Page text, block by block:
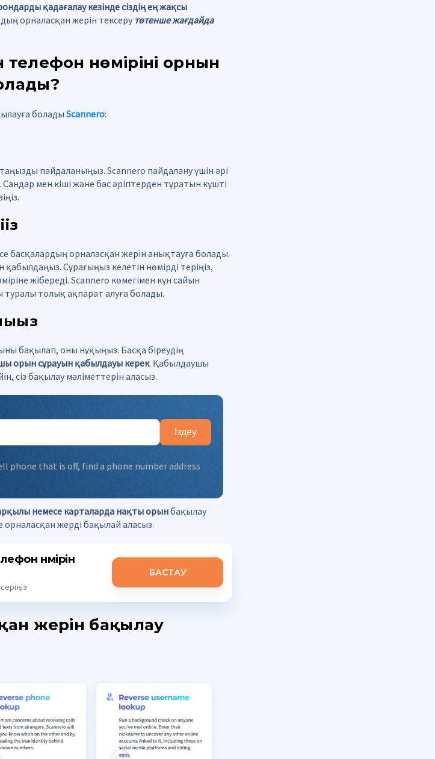
қадағалау кезінде сіздің ең жақсы
орналасқан жерін тексеру төтенше жағдайда
нөмірінің орнын
болады Scannero:
пайдаланыңыз. Scannero пайдалану үшін әрі
Сандар мен кіші және бас әріптерден тұратын күшті
басқалардың орналасқан жерін анықтауға болады.
Сұрағыңыз келетін нөмірді теріңіз,
жібереді. Scannero көмегімен күн сайын
туралы толық ақпарат алуға болады.
бақылап, оны нұқыңыз. Басқа біреудің
орын сұрауын қабылдауы керек. Қабылдаушы
сіз бақылау мәліметтерін аласыз.
Іздеу
phone that is off, find a phone number address
немесе карталарда нақты орынбақылау
жерді бақылай аласыз.
нөмірін
БАСТАУ
жерін бақылау